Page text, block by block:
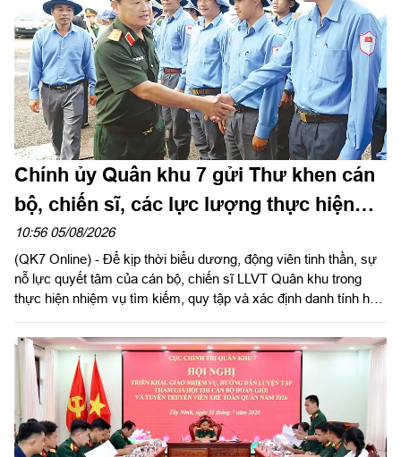
Chính ủy Quân khu 7 gửi Thư khen cán
bộ, chiến sĩ, các lực lượng thực hiện
nhiệm vụ tìm kiếm, quy tập và xác định
danh tính hài cốt liệt sĩ
10:56 05/08/2026
(QK7 Online) - Để kịp thời biểu dương, động viên tinh thần, sự
nỗ lực quyết tâm của cán bộ, chiến sĩ LLVT Quân khu trong
thực hiện nhiệm vụ tìm kiếm, quy tập và xác định danh tính hài
Đảng ủy, Chính ủy Quân khu 7 gửi Thư khen cán bộ, chiến sĩ,
các lực lượng thực hiện nhiệm vụ tìm kiếm, quy tập và xác
định danh tính hài cốt liệt sĩ. Báo Quân khu đăng toàn văn Thư
khen của đồng chí Chính ủy Quân khu 7.